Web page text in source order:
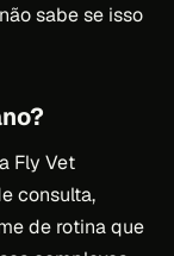
sabe se isso
Fly Vet
consulta,
de rotina que